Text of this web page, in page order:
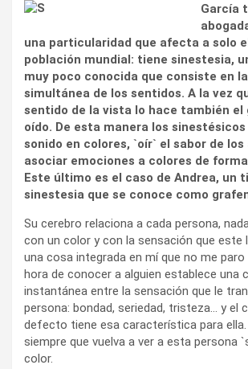
García
una particularidad que afecta a solo
población mundial: tiene sinestesia,
muy poco conocida que consiste en
simultánea de los sentidos. A la vez
sentido de la vista lo hace también el
oído. De esta manera los
sonido en colores, `oír` el sabor de
asociar emociones a colores de
Este último es el caso de Andrea, un
sinestesia que se conoce como
Su cerebro relaciona a cada persona,
con un color y con la sensación que este
una cosa integrada en mí que no me paro
hora de conocer a alguien establece una
instantánea entre la sensación que le
persona: bondad, seriedad, tristeza… y el
defecto tiene esa característica para
siempre que vuelva a ver a esta persona
color.